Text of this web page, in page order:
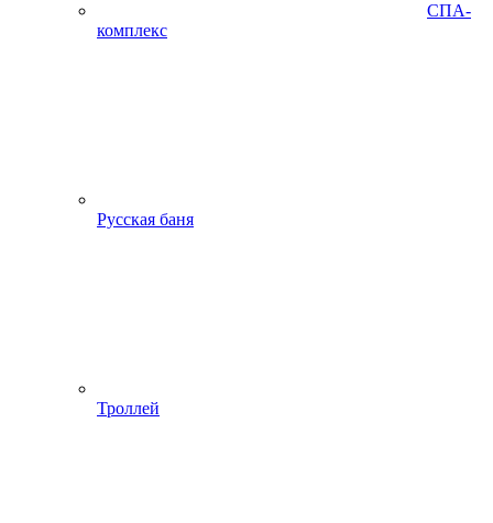
СПА-
комплекс
Русская баня
Троллей